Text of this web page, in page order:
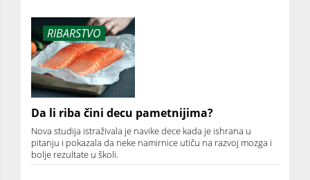
RIBARSTVO
Da li riba čini decu pametnijima?
Nova studija istraživala je navike dece kada je ishrana u
pitanju i pokazala da neke namirnice utiču na razvoj mozga i
bolje rezultate u školi.